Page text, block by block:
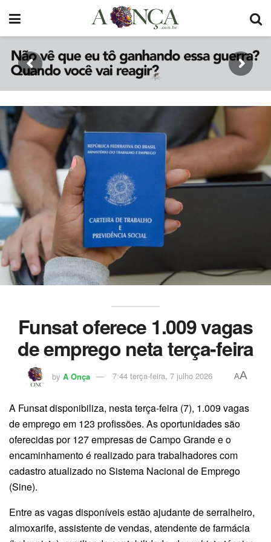
Funsat oferece 1.009 vagas
de emprego neta terça-feira
by A Onça 7:44 terça-feira, 7 julho 2026 AA
A Funsat disponibiliza, nesta terça-feira (7), 1.009 vagas
de emprego em 123 profissões. As oportunidades são
oferecidas por 127 empresas de Campo Grande e o
encaminhamento é realizado para trabalhadores com
cadastro atualizado no Sistema Nacional de Emprego
(Sine).
Entre as vagas disponíveis estão ajudante de serralheiro,
almoxarife, assistente de vendas, atendente de farmácia